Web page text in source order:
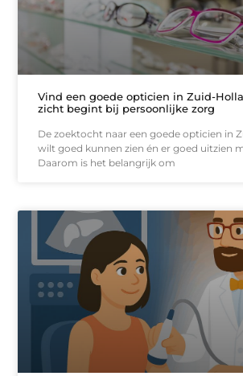
Vind een goede opticien in Zuid-
zicht begint bij persoonlijke zorg
De zoektocht naar een goede opticien in
wilt goed kunnen zien én er goed uitzien
Daarom is het belangrijk om